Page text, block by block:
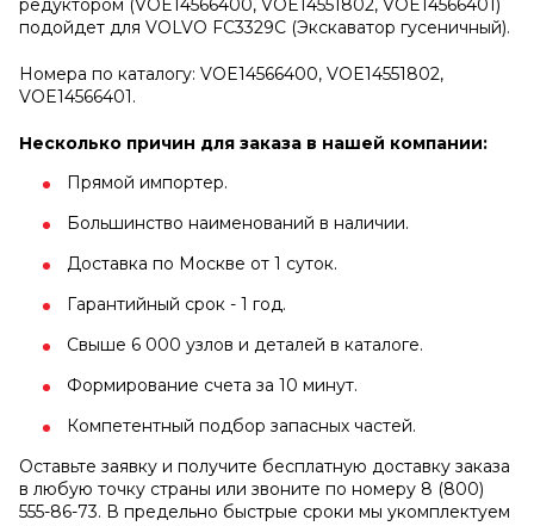
редуктором (VOE14566400, VOE14551802, VOE14566401)
подойдет для VOLVO FC3329C (Экскаватор гусеничный).
Номера по каталогу: VOE14566400, VOE14551802,
VOE14566401.
Несколько причин для заказа в нашей компании:
Прямой импортер.
Большинство наименований в наличии.
Доставка по Москве от 1 суток.
Гарантийный срок - 1 год.
Свыше 6 000 узлов и деталей в каталоге.
Формирование счета за 10 минут.
Компетентный подбор запасных частей.
Оставьте заявку и получите бесплатную доставку заказа
в любую точку страны или звоните по номеру 8 (800)
555-86-73. В предельно быстрые сроки мы укомплектуем